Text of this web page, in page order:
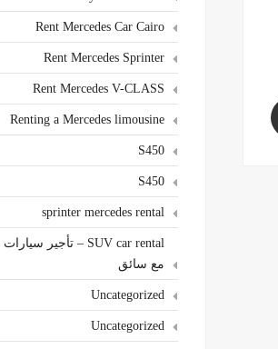
Rent Mercedes Car Cairo
Rent Mercedes Sprinter
Rent Mercedes V-CLASS
Renting a Mercedes limousine
S450
S450
sprinter mercedes rental
مع سائق
Uncategorized
Uncategorized